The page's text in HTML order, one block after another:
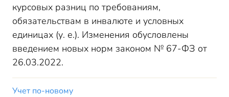
курсовых разниц по требованиям,
обязательствам в инвалюте и условных
единицах (у. е.). Изменения обусловлены
введением новых норм законом № 67-ФЗ от
26.03.2022.
Учет по-новому